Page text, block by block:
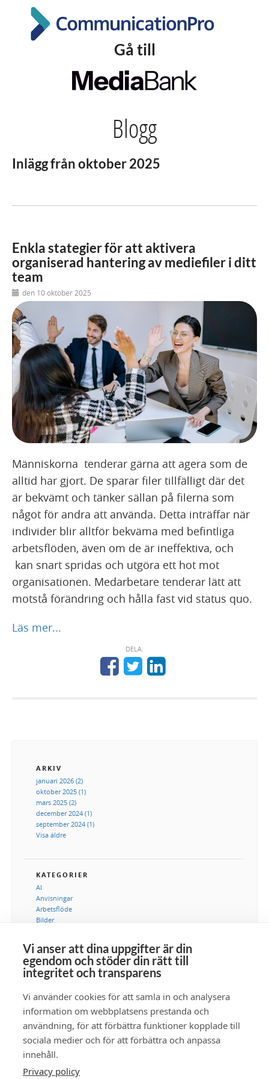
Vi anser att dina uppgifter är din
egendom och stöder din rätt till
integritet och transparens
Vi använder cookies för att samla in och analysera
information om webbplatsens prestanda och
användning, för att förbättra funktioner kopplade till
sociala medier och för att förbättra och anpassa
innehåll.
Privacy policy
Gå till
Blogg
Inlägg från oktober 2025
Enkla stategier för att aktivera
organiserad hantering av mediefiler i ditt
team
den 10 oktober 2025
Människorna tenderar gärna att agera som de
alltid har gjort. De sparar filer tillfälligt där det
är bekvämt och tänker sällan på filerna som
något för andra att använda. Detta inträffar när
individer blir alltför bekväma med befintliga
arbetsflöden, även om de är ineffektiva, och
kan snart spridas och utgöra ett hot mot
organisationen. Medarbetare tenderar lätt att
motstå förändring och hålla fast vid status quo.
Läs mer...
DELA:
ARKIV
januari 2026 (2)
oktober 2025 (1)
mars 2025 (2)
december 2024 (1)
september 2024 (1)
Visa äldre
KATEGORIER
AI
Anvisningar
Arbetsflöde
Bilder
Integration
IT-avdelning
Kommunikation
Metadata
Samlingar
Säkerhet
Tillgänglighet
Video